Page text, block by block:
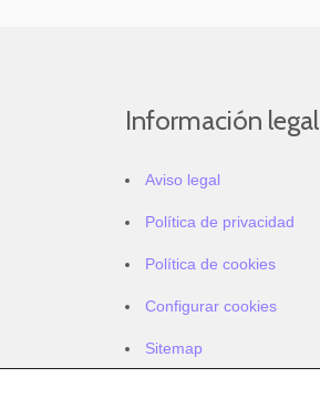
Información legal
Aviso legal
Política de privacidad
Política de cookies
Configurar cookies
Sitemap